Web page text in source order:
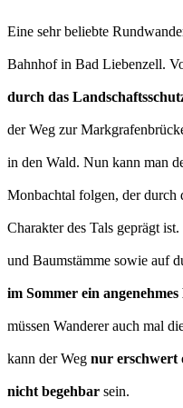
Eine sehr beliebte
Bahnhof in Bad Liebenzell.
durch das
der Weg zur
in den Wald. Nun kann man
Monbachtal folgen, der durch
Charakter des Tals geprägt
und Baumstämme sowie auf
im Sommer ein
müssen Wanderer auch mal
kann der Weg nur erschwert
nicht begehbar sein.